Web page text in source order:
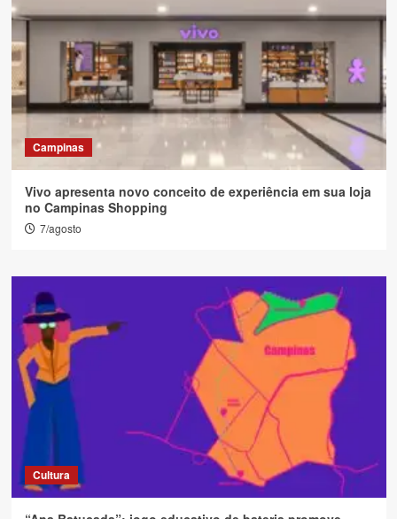
Campinas
Vivo apresenta novo conceito de experiência em sua loja
no Campinas Shopping
7/agosto
Cultura